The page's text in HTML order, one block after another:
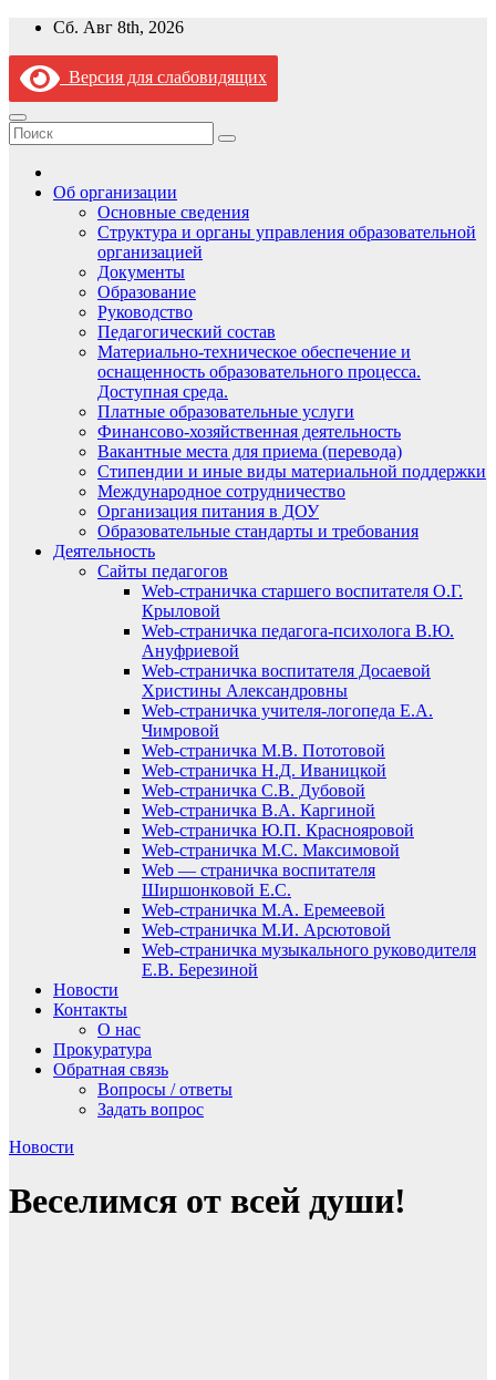
Перейти
содержимому
Сб. Авг 8th, 2026
Версия для слабовидящих
Об организации
Основные сведения
Структура и органы управления образовательной
организацией
Документы
Образование
Руководство
Педагогический состав
Материально-техническое обеспечение и
оснащенность образовательного процесса.
Доступная среда.
Платные образовательные услуги
Финансово-хозяйственная деятельность
Вакантные места для приема (перевода)
Стипендии и иные виды материальной поддержки
Международное сотрудничество
Организация питания в ДОУ
Образовательные стандарты и требования
Деятельность
Сайты педагогов
Web-страничка старшего воспитателя О.Г.
Крыловой
Web-страничка педагога-психолога В.Ю.
Ануфриевой
Web-страничка воспитателя Досаевой
Христины Александровны
Web-страничка учителя-логопеда Е.А.
Чимровой
Web-страничка М.В. Пототовой
Web-страничка Н.Д. Иваницкой
Web-страничка С.В. Дубовой
Web-страничка В.А. Каргиной
Web-страничка Ю.П. Краснояровой
Web-страничка М.С. Максимовой
Web — страничка воспитателя
Ширшонковой Е.С.
Web-страничка М.А. Еремеевой
Web-страничка М.И. Арсютовой
Web-страничка музыкального руководителя
Е.В. Березиной
Новости
Контакты
О нас
Прокуратура
Обратная связь
Вопросы / ответы
Задать вопрос
Новости
Веселимся от всей души!